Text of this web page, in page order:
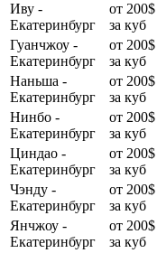
Иву -
Екатеринбург
от 200$
за куб
Гуанчжоу -
Екатеринбург
от 200$
за куб
Наньша -
Екатеринбург
от 200$
за куб
Нинбо -
Екатеринбург
от 200$
за куб
Циндао -
Екатеринбург
от 200$
за куб
Чэнду -
Екатеринбург
от 200$
за куб
Янчжоу -
Екатеринбург
от 200$
за куб